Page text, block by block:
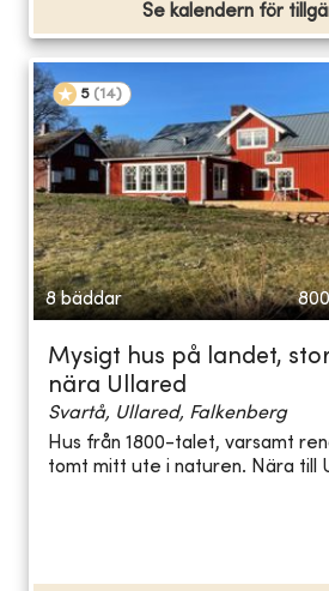
Se kalendern för
5 (14)
8 bäddar
Mysigt hus på landet,
nära Ullared
Svartå, Ullared, Falkenberg
Hus från 1800-talet, varsamt
tomt mitt ute i naturen. Nära till